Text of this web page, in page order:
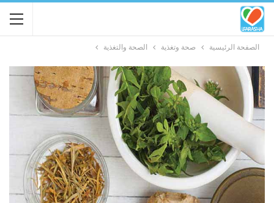
الصفحة الرئيسية صحة وتغذية الصحة والتغذية